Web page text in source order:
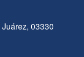
03330